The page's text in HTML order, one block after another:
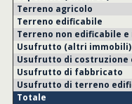
Terreno agricolo
Terreno edificabile
Terreno non edificabile e
Usufrutto (altri immobili)
Usufrutto di costruzione
Usufrutto di fabbricato
Usufrutto di terreno
Totale